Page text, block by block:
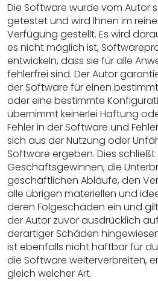
Die Software wurde vom Autor
getestet und wird Ihnen im
Verfügung gestellt. Es wird
es nicht möglich ist,
entwickeln, dass sie für alle
fehlerfrei sind. Der Autor
der Software für einen
oder eine bestimmte
übernimmt keinerlei Haftung
Fehler in der Software und
sich aus der Nutzung oder
Software ergeben. Dies
Geschäftsgewinnen, die
geschäftlichen Abläufe, den
alle übrigen materiellen und
deren Folgeschäden ein und
der Autor zuvor ausdrücklich
derartiger Schäden
ist ebenfalls nicht haftbar für
die Software weiterverbreiten,
gleich welcher Art.